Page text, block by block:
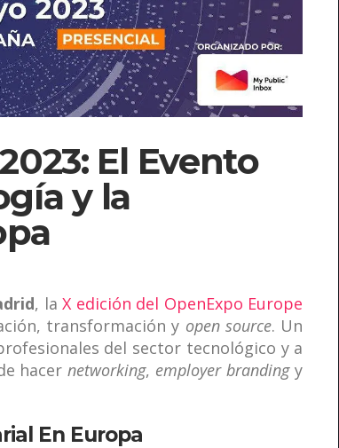
El Evento
y la
, laX edición del OpenExpo Europe
transformación y open source. Un
del sector tecnológico y a
hacernetworking, employer brandingy
En Europa